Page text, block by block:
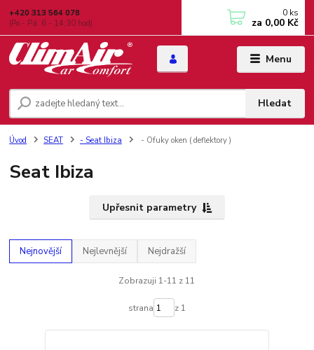
Menu
Hledat
+420 313 564 078
(Po - Pá: 6 - 14:30 hod)
0 ks
za 0,00 Kč
Úvod SEAT - Seat Ibiza - Ofuky oken ( deflektory )
Seat Ibiza
Upřesnit parametry
Nejnovější Nejlevnější Nejdražší
Zobrazuji 1-11 z 11
strana z 1